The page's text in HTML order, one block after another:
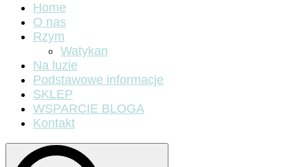
Home
O nas
Rzym
Watykan
Na luzie
Podstawowe informacje
SKLEP
WSPARCIE BLOGA
Kontakt